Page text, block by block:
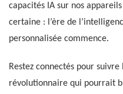
capacités IA sur nos
certaine : l’ère de
personnalisée commence.
Restez connectés pour
révolutionnaire qui pourrait